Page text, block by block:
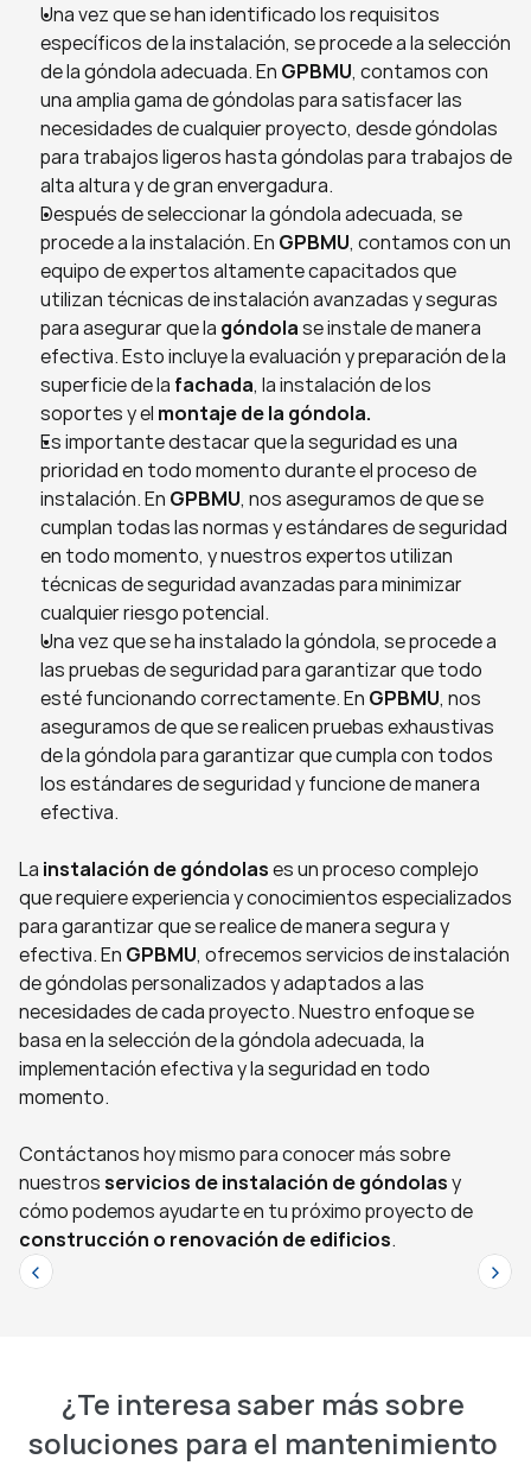
Una vez que se han identificado los requisitos
específicos de la instalación, se procede a la selección
de la góndola adecuada. En GPBMU, contamos con
una amplia gama de góndolas para satisfacer las
necesidades de cualquier proyecto, desde góndolas
para trabajos ligeros hasta góndolas para trabajos de
alta altura y de gran envergadura.
Después de seleccionar la góndola adecuada, se
procede a la instalación. En GPBMU, contamos con un
equipo de expertos altamente capacitados que
utilizan técnicas de instalación avanzadas y seguras
para asegurar que la góndola se instale de manera
efectiva. Esto incluye la evaluación y preparación de la
superficie de la fachada, la instalación de los
soportes y el montaje de la góndola.
Es importante destacar que la seguridad es una
prioridad en todo momento durante el proceso de
instalación. En GPBMU, nos aseguramos de que se
cumplan todas las normas y estándares de seguridad
en todo momento, y nuestros expertos utilizan
técnicas de seguridad avanzadas para minimizar
cualquier riesgo potencial.
Una vez que se ha instalado la góndola, se procede a
las pruebas de seguridad para garantizar que todo
esté funcionando correctamente. En GPBMU, nos
aseguramos de que se realicen pruebas exhaustivas
de la góndola para garantizar que cumpla con todos
los estándares de seguridad y funcione de manera
efectiva.
La instalación de góndolas es un proceso complejo
que requiere experiencia y conocimientos especializados
para garantizar que se realice de manera segura y
efectiva. En GPBMU, ofrecemos servicios de instalación
de góndolas personalizados y adaptados a las
necesidades de cada proyecto. Nuestro enfoque se
basa en la selección de la góndola adecuada, la
implementación efectiva y la seguridad en todo
momento.
Contáctanos hoy mismo para conocer más sobre
nuestros servicios deinstalación de góndolas y
construcción o renovación de edificios.
‹ >
¿Te interesa saber más sobre
soluciones para el mantenimiento